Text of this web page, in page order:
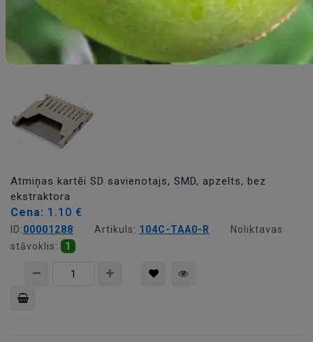
Pievienot
Atmiņas kartēi SD savienotajs, SMD, apzelts, bez
ekstraktora
Cena: 1.10 €
ID:00001288 Artikuls: 104C-TAA0-R
Noliktavas
stāvoklis:
1